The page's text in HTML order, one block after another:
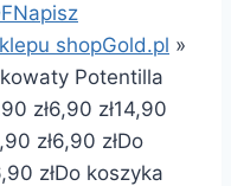
Napisz
shopGold.pl »
Potentilla
zł6,90 zł14,90
zł6,90 złDo
złDo koszyka